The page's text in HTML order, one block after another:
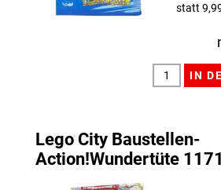
statt
Lego City Baustellen-
Action!Wundertüte